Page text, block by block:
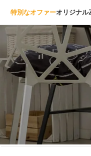
特別なオファーオリジナル
カテゴリー
その他
プロダクト
ペンダントライト